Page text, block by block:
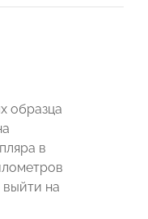
образца
в
выйти на